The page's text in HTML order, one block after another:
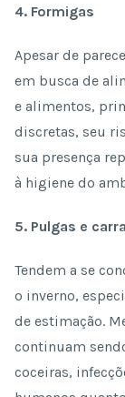
4. Formigas
Apesar de
em busca de
e alimentos,
discretas, seu
sua presença
à higiene do
5. Pulgas e
Tendem a se
o inverno,
de estimação.
continuam
coceiras,